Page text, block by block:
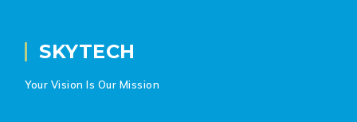
SKYTECH
Your Vision Is Our Mission